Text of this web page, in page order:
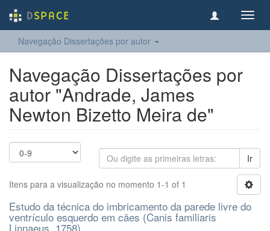
Navegação Dissertações por autor
Navegação Dissertações por
autor "Andrade, James
Newton Bizetto Meira de"
Ir
Itens para a visualização no momento 1-1 of 1
Estudo da técnica do imbricamento da parede livre do
ventrículo esquerdo em cães (Canis familiaris
Linnaeus, 1758)